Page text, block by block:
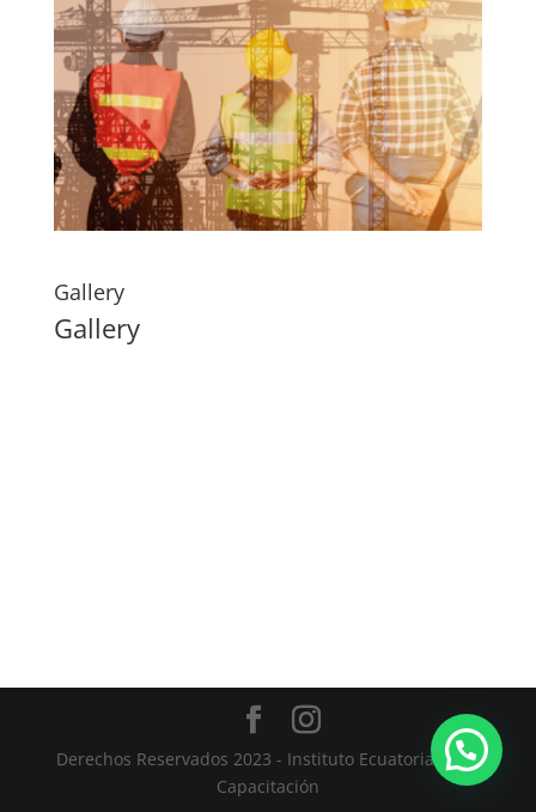
Gallery
Gallery
Derechos Reservados 2023 - Instituto Ecuatoriano de
Capacitación